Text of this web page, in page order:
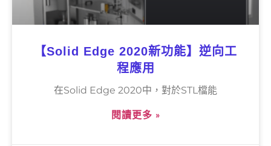
【Solid Edge 2020新功能】逆向工
程應用
在Solid Edge 2020中，對於STL檔能
閱讀更多 »